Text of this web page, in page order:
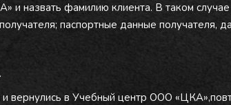
назвать фамилию клиента. В таком
паспортные данные получателя,
вернулись в Учебный центр ООО